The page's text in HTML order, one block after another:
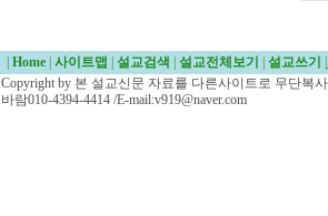
Home 사이트맵 설교검색 설교전체보기 설교쓰기
Copyright by 본 설교신문 자료를 다른사이트로 무단복
바람010-4394-4414 /E-mail:v919@naver.com